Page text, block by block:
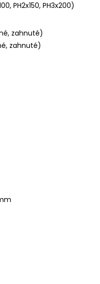
PH2x150, PH3x200)
zahnuté)
zahnuté)